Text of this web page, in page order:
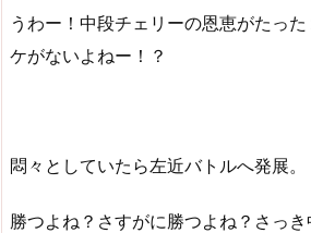
うわー！中段チェリーの恩恵がたっ
ケがないよねー！？
悶々としていたら左近バトルへ発展。
勝つよね？さすがに勝つよね？さっ